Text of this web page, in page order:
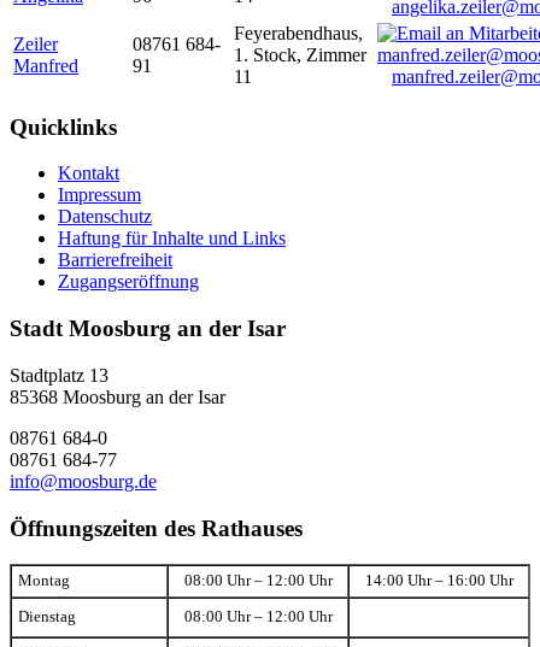
Zeiler
Manfred
08761 684-
91
Feyerabendhaus,
1. Stock, Zimmer
11
Quicklinks
Kontakt
Impressum
Datenschutz
Haftung für Inhalte und Links
Barrierefreiheit
Zugangseröffnung
Stadt Moosburg an der Isar
Stadtplatz 13
85368 Moosburg an der Isar
08761 684-0
08761 684-77
info@moosburg.de
Öffnungszeiten des Rathauses
Montag 08:00 Uhr – 12:00 Uhr 14:00 Uhr – 16:00 Uhr
Dienstag 08:00 Uhr – 12:00 Uhr